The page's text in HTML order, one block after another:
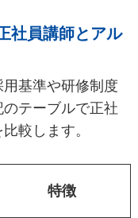
社員講師とアル
基準や研修制度
テーブルで正社
較します。
特徴